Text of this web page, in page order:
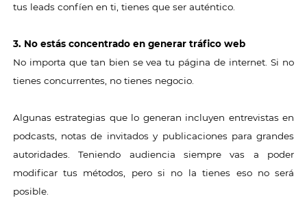
tus leads confíen en ti, tienes que ser auténtico.
3. No estás concentrado en generar tráfico web
No importa que tan bien se vea tu página de internet. Si no
tienes concurrentes, no tienes negocio.
Algunas estrategias que lo generan incluyen entrevistas en
podcasts, notas de invitados y publicaciones para grandes
autoridades. Teniendo audiencia siempre vas a poder
modificar tus métodos, pero si no la tienes eso no será
posible.